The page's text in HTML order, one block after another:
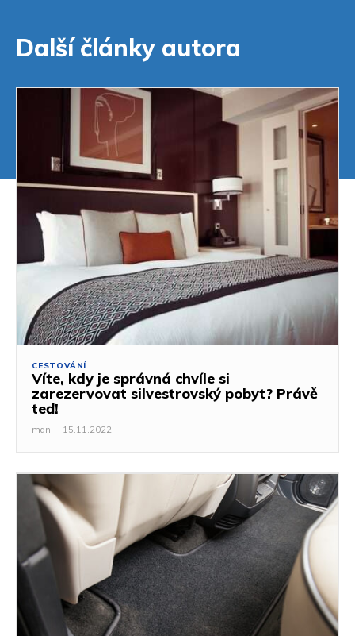
Další články autora
CESTOVÁNÍ
Víte, kdy je správná chvíle si
zarezervovat silvestrovský pobyt? Právě
teď!
man - 15.11.2022